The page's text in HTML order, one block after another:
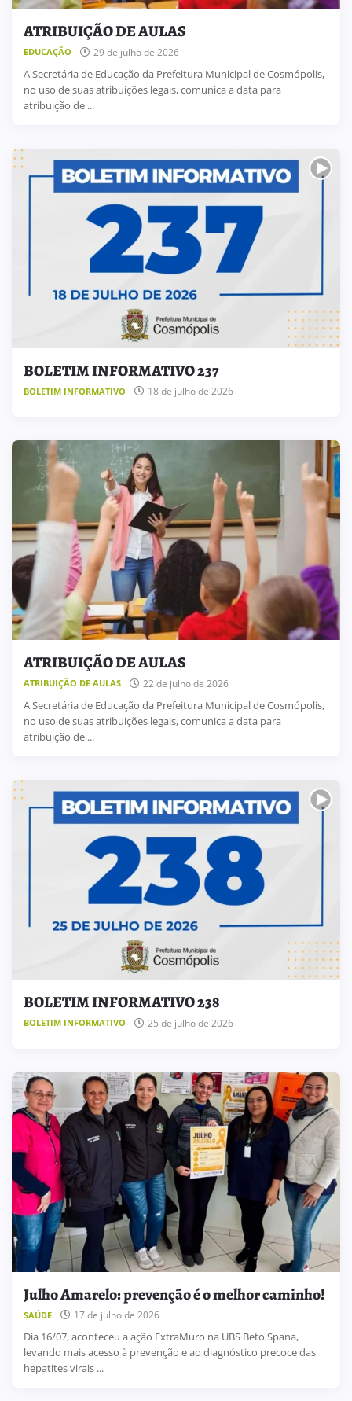
ATRIBUIÇÃO DE AULAS
EDUCAÇÃO 29 de julho de 2026
A Secretária de Educação da Prefeitura Municipal de Cosmópolis,
no uso de suas atribuições legais, comunica a data para
atribuição de ...
BOLETIM INFORMATIVO 237
BOLETIM INFORMATIVO 18 de julho de 2026
ATRIBUIÇÃO DE AULAS
ATRIBUIÇÃO DE AULAS 22 de julho de 2026
A Secretária de Educação da Prefeitura Municipal de Cosmópolis,
no uso de suas atribuições legais, comunica a data para
atribuição de ...
BOLETIM INFORMATIVO 238
BOLETIM INFORMATIVO 25 de julho de 2026
Julho Amarelo: prevenção é o melhor caminho!
SAÚDE 17 de julho de 2026
Dia 16/07, aconteceu a ação ExtraMuro na UBS Beto Spana,
levando mais acesso à prevenção e ao diagnóstico precoce das
hepatites virais ...